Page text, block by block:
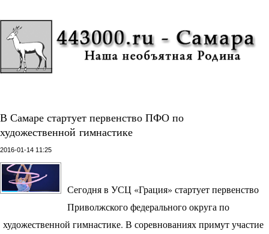
В Самаре стартует первенство ПФО по
художественной гимнастике
2016-01-14 11:25
Сегодня в УСЦ «Грация» стартует первенство
Приволжского федерального округа по
художественной гимнастике. В соревнованиях примут участие